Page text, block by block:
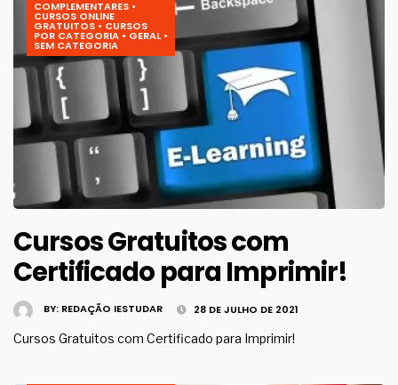
COMPLEMENTARES •
CURSOS ONLINE
GRATUITOS • CURSOS
POR CATEGORIA • GERAL•
SEM CATEGORIA
Cursos Gratuitos com
Certificado para Imprimir!
BY: REDAÇÃO IESTUDAR 28 DE JULHO DE 2021
Cursos Gratuitos com Certificado para Imprimir!